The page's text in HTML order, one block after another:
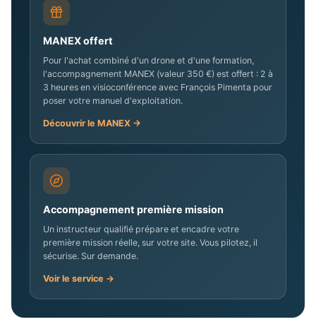
MANEX offert
Pour l'achat combiné d'un drone et d'une formation,
l'accompagnement MANEX (valeur 350 €) est offert : 2 à
3 heures en visioconférence avec François Pimenta pour
poser votre manuel d'exploitation.
Découvrir le MANEX →
Accompagnement première mission
Un instructeur qualifié prépare et encadre votre
première mission réelle, sur votre site. Vous pilotez, il
sécurise. Sur demande.
Voir le service →